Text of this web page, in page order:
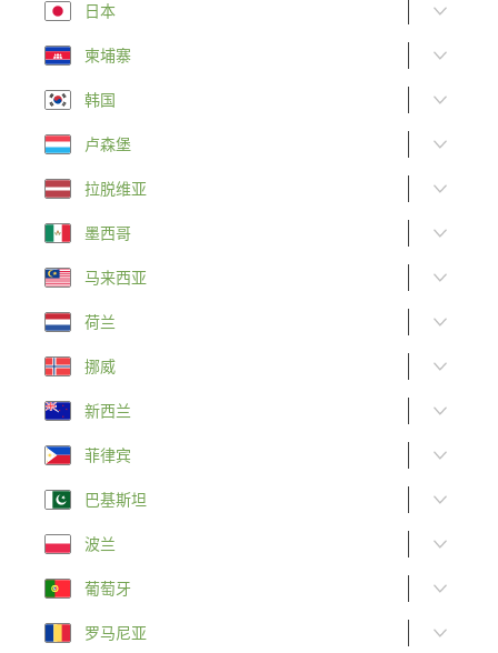
日本
柬埔寨
韩国
卢森堡
拉脱维亚
墨西哥
马来西亚
荷兰
挪威
新西兰
菲律宾
巴基斯坦
波兰
葡萄牙
罗马尼亚